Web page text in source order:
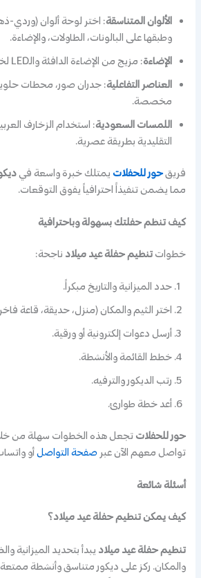
الألوان المتناسقة: اختر لوحة ألوان (وردي-
وطبقها على البالونات، الطاولات، والإضاءة.
الإضاءة: مزيج من الإضاءة الدافئة والـLED لخلق أجواء ساحرة.
العناصر التفاعلية: جدران صور، محطات
مخصصة.
اللمسات السعودية: استخدام الزخارف
التقليدية بطريقة عصرية.
فريقحور للحفلات يمتلك خبرة واسعة في
مما يضمن تنفيذاً احترافياً يفوق التوقعات.
كيف تنظم حفلتك بسهولة وباحترافية
خطواتتنظيم حفلة عيد ميلاد ناجحة:
حدد الميزانية والتاريخ مبكراً.
اختر الثيم والمكان (منزل، حديقة، قاعة
أرسل دعوات إلكترونية أو ورقية.
خطط القائمة والأنشطة.
رتب الديكور والترفيه.
أعد خطة طوارئ.
حور للحفلات تجعل هذه الخطوات سهلة من
تواصل معهم الآن عبر صفحة التواصلأو
أسئلة شائعة
كيف يمكن تنظيم حفلة عيد ميلاد؟
تنظيم حفلة عيد ميلاد يبدأ بتحديد الميزانية
والمكان. ركز على ديكور متناسق وأنشطة